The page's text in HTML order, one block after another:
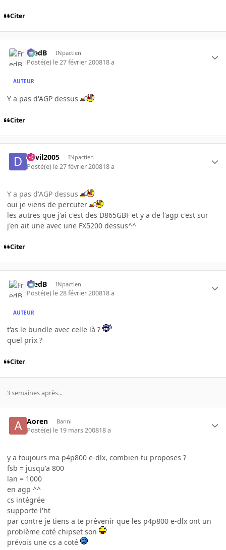
Citer
FredB INpactien
Posté(e) le 27 février 200818 a
AUTEUR
Y a pas d'AGP dessus
Citer
devil2005 INpactien
Posté(e) le 27 février 200818 a
Y a pas d'AGP dessus
oui je viens de percuter
les autres que j'ai c'est des D865GBF et y a de l'agp c'est sur
j'en ait une avec une FX5200 dessus^^
Citer
FredB INpactien
Posté(e) le 28 février 200818 a
AUTEUR
t'as le bundle avec celle là ?
quel prix ?
Citer
3 semaines après...
Aoren Banni
Posté(e) le 19 mars 200818 a
y a toujours ma p4p800 e-dlx, combien tu proposes ?
fsb = jusqu'a 800
lan = 1000
en agp ^^
cs intégrée
supporte l'ht
par contre je tiens a te prévenir que les p4p800 e-dlx ont un
problème coté chipset son
prévois une cs a coté